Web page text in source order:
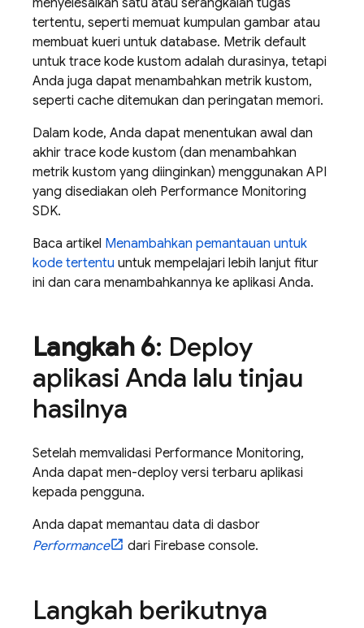
menyelesaikan satu atau serangkaian tugas
tertentu, seperti memuat kumpulan gambar atau
membuat kueri untuk database. Metrik default
untuk trace kode kustom adalah durasinya, tetapi
Anda juga dapat menambahkan metrik kustom,
seperti cache ditemukan dan peringatan memori.
Dalam kode, Anda dapat menentukan awal dan
akhir trace kode kustom (dan menambahkan
metrik kustom yang diinginkan) menggunakan API
yang disediakan oleh Performance Monitoring
SDK.
Baca artikel Menambahkan pemantauan untuk
kode tertentu untuk mempelajari lebih lanjut fitur
ini dan cara menambahkannya ke aplikasi Anda.
Langkah 6: Deploy
aplikasi Anda lalu tinjau
hasilnya
Setelah memvalidasi Performance Monitoring,
Anda dapat men-deploy versi terbaru aplikasi
kepada pengguna.
Anda dapat memantau data di dasbor
Performance
dari Firebase console.
Langkah berikutnya